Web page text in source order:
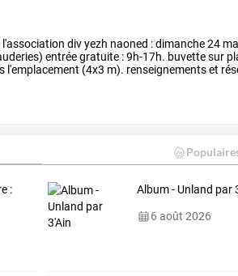
div yezh naoned : dimanche 24
entrée gratuite : 9h-17h. buvette sur
l'emplacement (4x3 m). renseignements et
:
Album - Unland par
6 août 2026